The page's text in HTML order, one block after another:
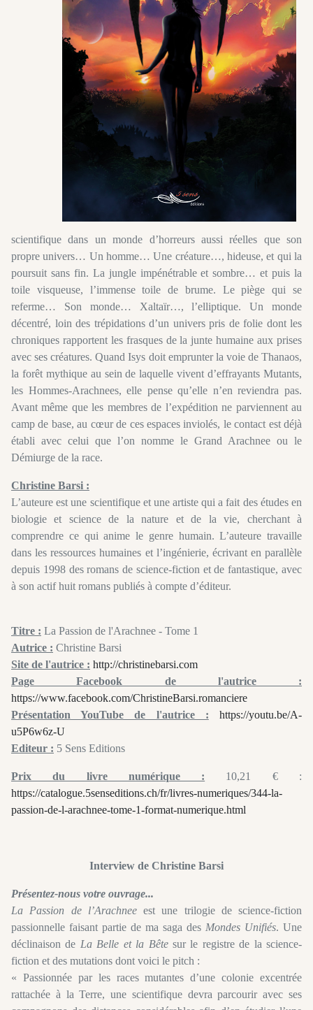
scientifique dans un monde d’horreurs aussi réelles que son
propre univers… Un homme… Une créature…, hideuse, et qui la
poursuit sans fin. La jungle impénétrable et sombre… et puis la
toile visqueuse, l’immense toile de brume. Le piège qui se
referme… Son monde… Xaltaïr…, l’elliptique. Un monde
décentré, loin des trépidations d’un univers pris de folie dont les
chroniques rapportent les frasques de la junte humaine aux prises
avec ses créatures. Quand Isys doit emprunter la voie de Thanaos,
la forêt mythique au sein de laquelle vivent d’effrayants Mutants,
les Hommes-Arachnees, elle pense qu’elle n’en reviendra pas.
Avant même que les membres de l’expédition ne parviennent au
camp de base, au cœur de ces espaces inviolés, le contact est déjà
établi avec celui que l’on nomme le Grand Arachnee ou le
Démiurge de la race.
Christine Barsi :
L’auteure est une scientifique et une artiste qui a fait des études en
biologie et science de la nature et de la vie, cherchant à
comprendre ce qui anime le genre humain. L’auteure travaille
dans les ressources humaines et l’ingénierie, écrivant en parallèle
depuis 1998 des romans de science-fiction et de fantastique, avec
à son actif huit romans publiés à compte d’éditeur.
Titre : La Passion de l'Arachnee - Tome 1
Autrice : Christine Barsi
Site de l'autrice : http://christinebarsi.com
Page Facebook de l'autrice :
https://www.facebook.com/ChristineBarsi.romanciere
Présentation YouTube de l'autrice :
https://youtu.be/A-
u5P6w6z-U
Editeur : 5 Sens Editions
Prix du livre numérique : 10,21 € :
https://catalogue.5senseditions.ch/fr/livres-numeriques/344-la-
passion-de-l-arachnee-tome-1-format-numerique.html
Interview de Christine Barsi
Présentez-nous votre ouvrage...
La Passion de l’Arachneeest une trilogie de science-fiction
passionnelle faisant partie de ma saga des Mondes Unifiés. Une
déclinaison de La Belle et la Bêtesur le registre de la science-
fiction et des mutations dont voici le pitch :
« Passionnée par les races mutantes d’une colonie excentrée
rattachée à la Terre, une scientifique devra parcourir avec ses